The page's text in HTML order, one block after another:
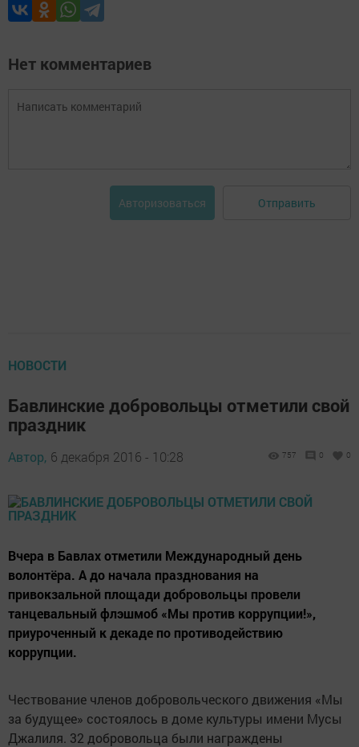
Нет комментариев
Авторизоваться Отправить
НОВОСТИ
Бавлинские добровольцы отметили свой
праздник
Автор, 6 декабря 2016 - 10:28 757 0 0
Вчера в Бавлах отметили Международный день
волонтёра. А до начала празднования на
привокзальной площади добровольцы провели
танцевальный флэшмоб «Мы против коррупции!»,
приуроченный к декаде по противодействию
коррупции.
Чествование членов добровольческого движения «Мы
за будущее» состоялось в доме культуры имени Мусы
Джалиля. 32 добровольца были награждены